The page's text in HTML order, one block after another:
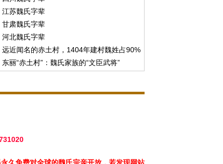
江苏魏氏字辈
甘肃魏氏字辈
河北魏氏字辈
远近闻名的赤土村，1404年建村魏姓占90%
以上。（现天津市东丽区华明街）
东丽“赤土村”：魏氏家族的“文臣武将”